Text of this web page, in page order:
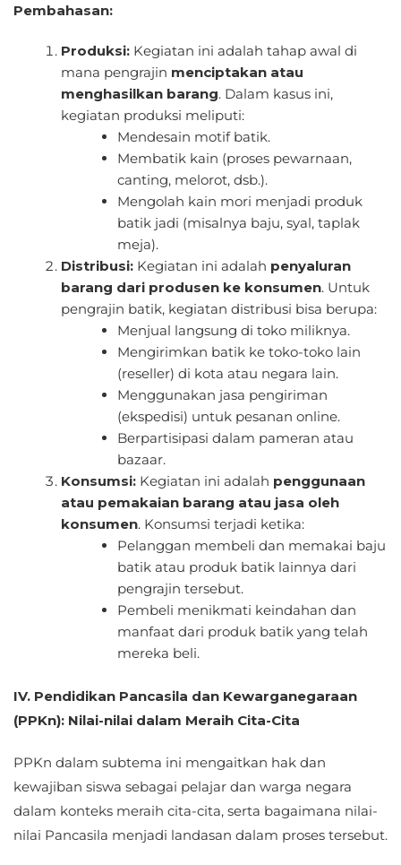
Pembahasan:
Produksi: Kegiatan ini adalah tahap awal di
mana pengrajin menciptakan atau
menghasilkan barang. Dalam kasus ini,
kegiatan produksi meliputi:
Mendesain motif batik.
Membatik kain (proses pewarnaan,
canting, melorot, dsb.).
Mengolah kain mori menjadi produk
batik jadi (misalnya baju, syal, taplak
meja).
Distribusi: Kegiatan ini adalah penyaluran
barang dari produsen ke konsumen. Untuk
pengrajin batik, kegiatan distribusi bisa berupa:
Menjual langsung di toko miliknya.
Mengirimkan batik ke toko-toko lain
(reseller) di kota atau negara lain.
Menggunakan jasa pengiriman
(ekspedisi) untuk pesanan online.
Berpartisipasi dalam pameran atau
bazaar.
Konsumsi: Kegiatan ini adalah penggunaan
atau pemakaian barang atau jasa oleh
konsumen. Konsumsi terjadi ketika:
Pelanggan membeli dan memakai baju
batik atau produk batik lainnya dari
pengrajin tersebut.
Pembeli menikmati keindahan dan
manfaat dari produk batik yang telah
mereka beli.
IV. Pendidikan Pancasila dan Kewarganegaraan
(PPKn): Nilai-nilai dalam Meraih Cita-Cita
PPKn dalam subtema ini mengaitkan hak dan
kewajiban siswa sebagai pelajar dan warga negara
dalam konteks meraih cita-cita, serta bagaimana nilai-
nilai Pancasila menjadi landasan dalam proses tersebut.